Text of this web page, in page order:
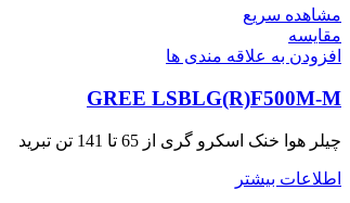
مشاهده سریع
مقایسه
افزودن به علاقه مندی ها
GREE LSBLG(R)F500M-M
چیلر هوا خنک اسکرو گری از 65 تا 141 تن تبرید
اطلاعات بیشتر